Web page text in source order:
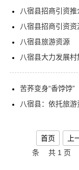
八宿县招商引资
八宿县招商引资资
八宿县旅游资源
八宿县大力发展村
苦荞变身“香饽饽”
八宿县：依托旅游资源
首页 上
条
共 1 页